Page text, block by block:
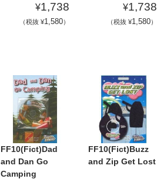
¥1,738
（税抜 ¥1,580）
¥1,738
（税抜 ¥1,580）
FF10(Fict)Dad
and Dan Go
Camping
FF10(Fict)Buzz
and Zip Get Lost